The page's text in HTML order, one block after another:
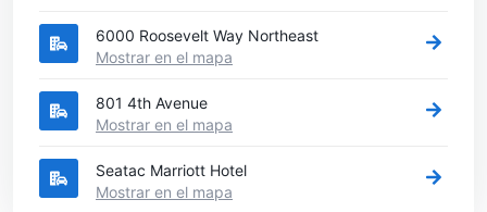
6000 Roosevelt Way Northeast
Mostrar en el mapa
801 4th Avenue
Mostrar en el mapa
Seatac Marriott Hotel
Mostrar en el mapa